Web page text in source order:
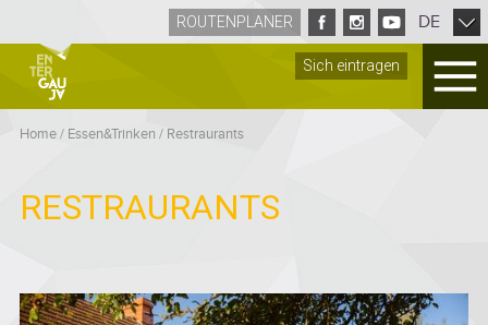
Sich eintragen
ROUTENPLANER DE
Home/ Essen&Trinken / Restraurants
RESTRAURANTS